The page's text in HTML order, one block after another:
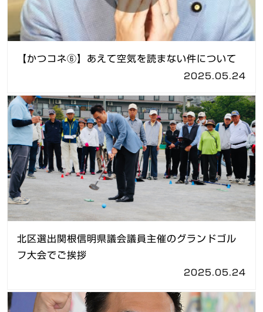
【かつコネ⑥】あえて空気を読まない件について
2025.05.24
北区選出関根信明県議会議員主催のグランドゴル
フ大会でご挨拶
2025.05.24